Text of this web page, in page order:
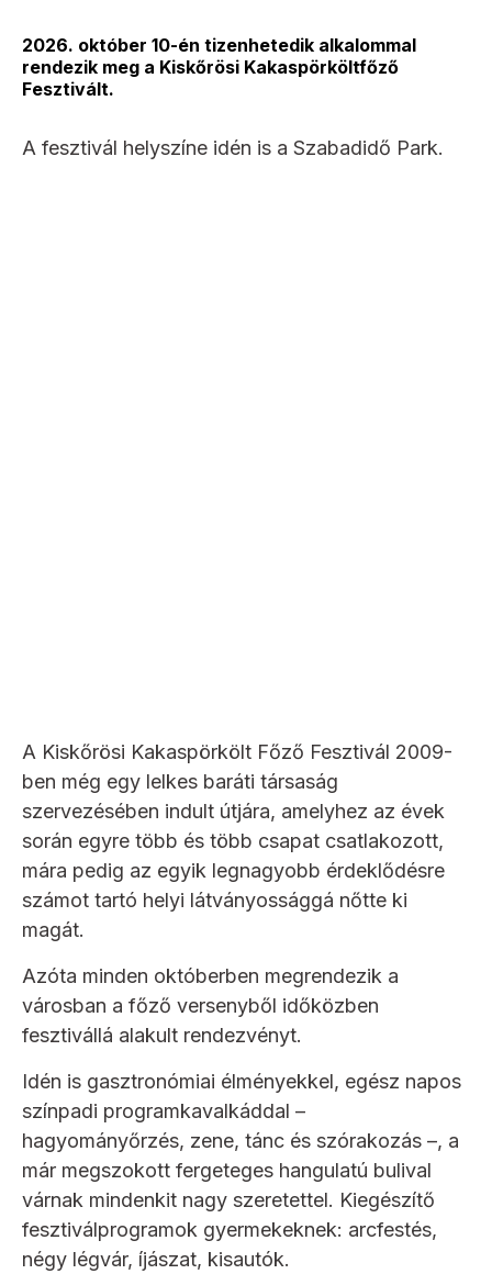
2026. október 10-én tizenhetedik alkalommal
rendezik meg a Kiskőrösi Kakaspörköltfőző
Fesztivált.
A fesztivál helyszíne idén is a Szabadidő Park.
A Kiskőrösi Kakaspörkölt Főző Fesztivál 2009-
ben még egy lelkes baráti társaság
szervezésében indult útjára, amelyhez az évek
során egyre több és több csapat csatlakozott,
mára pedig az egyik legnagyobb érdeklődésre
számot tartó helyi látványossággá nőtte ki
magát.
Azóta minden októberben megrendezik a
városban a főző versenyből időközben
fesztivállá alakult rendezvényt.
Idén is gasztronómiai élményekkel, egész napos
színpadi programkavalkáddal –
hagyományőrzés, zene, tánc és szórakozás –, a
már megszokott fergeteges hangulatú bulival
várnak mindenkit nagy szeretettel. Kiegészítő
fesztiválprogramok gyermekeknek: arcfestés,
négy légvár, íjászat, kisautók.